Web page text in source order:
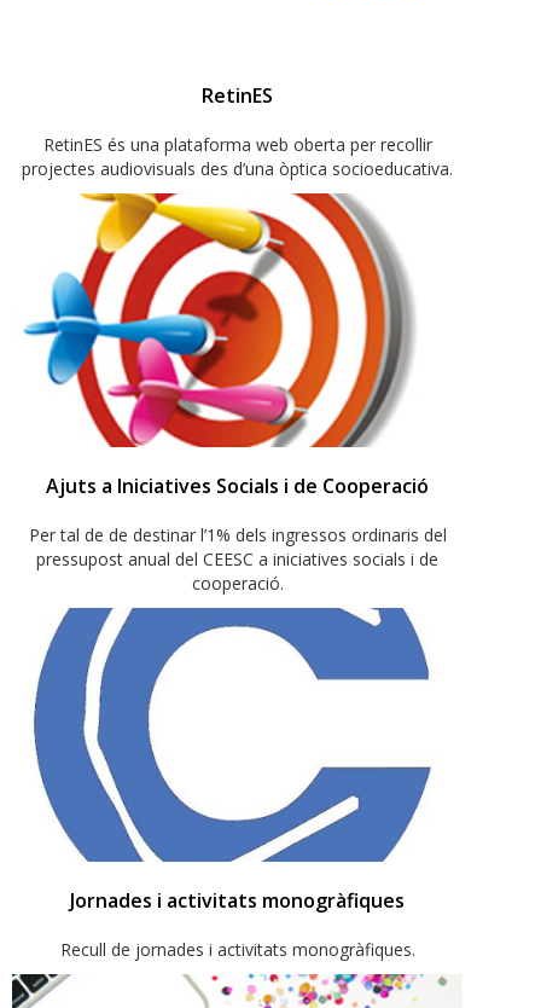
RetinES
RetinES és una plataforma web oberta per recollir
projectes audiovisuals des d’una òptica socioeducativa.
Ajuts a Iniciatives Socials i de Cooperació
Per tal de de destinar l’1% dels ingressos ordinaris del
pressupost anual del CEESC a iniciatives socials i de
cooperació.
Jornades i activitats monogràfiques
Recull de jornades i activitats monogràfiques.